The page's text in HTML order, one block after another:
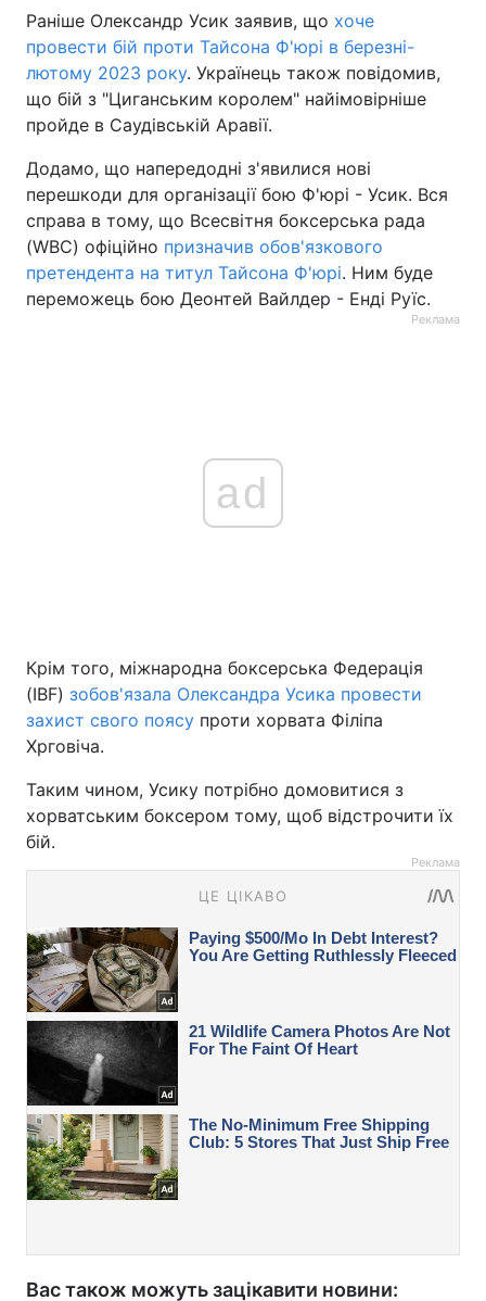
Раніше Олександр Усик заявив, що хоче
провести бій проти Тайсона Ф'юрі в березні-
лютому 2023 року. Українець також повідомив,
що бій з "Циганським королем" найімовірніше
пройде в Саудівській Аравії.
Додамо, що напередодні з'явилися нові
перешкоди для організації бою Ф'юрі - Усик. Вся
справа в тому, що Всесвітня боксерська рада
(WBC) офіційно призначив обов'язкового
претендента на титул Тайсона Ф'юрі. Ним буде
переможець бою Деонтей Вайлдер - Енді Руїс.
Реклама
ad
Крім того, міжнародна боксерська Федерація
(IBF) зобов'язала Олександра Усика провести
захист свого поясу проти хорвата Філіпа
Хрговіча.
Таким чином, Усику потрібно домовитися з
хорватським боксером тому, щоб відстрочити їх
бій.
Реклама
Вас також можуть зацікавити новини: